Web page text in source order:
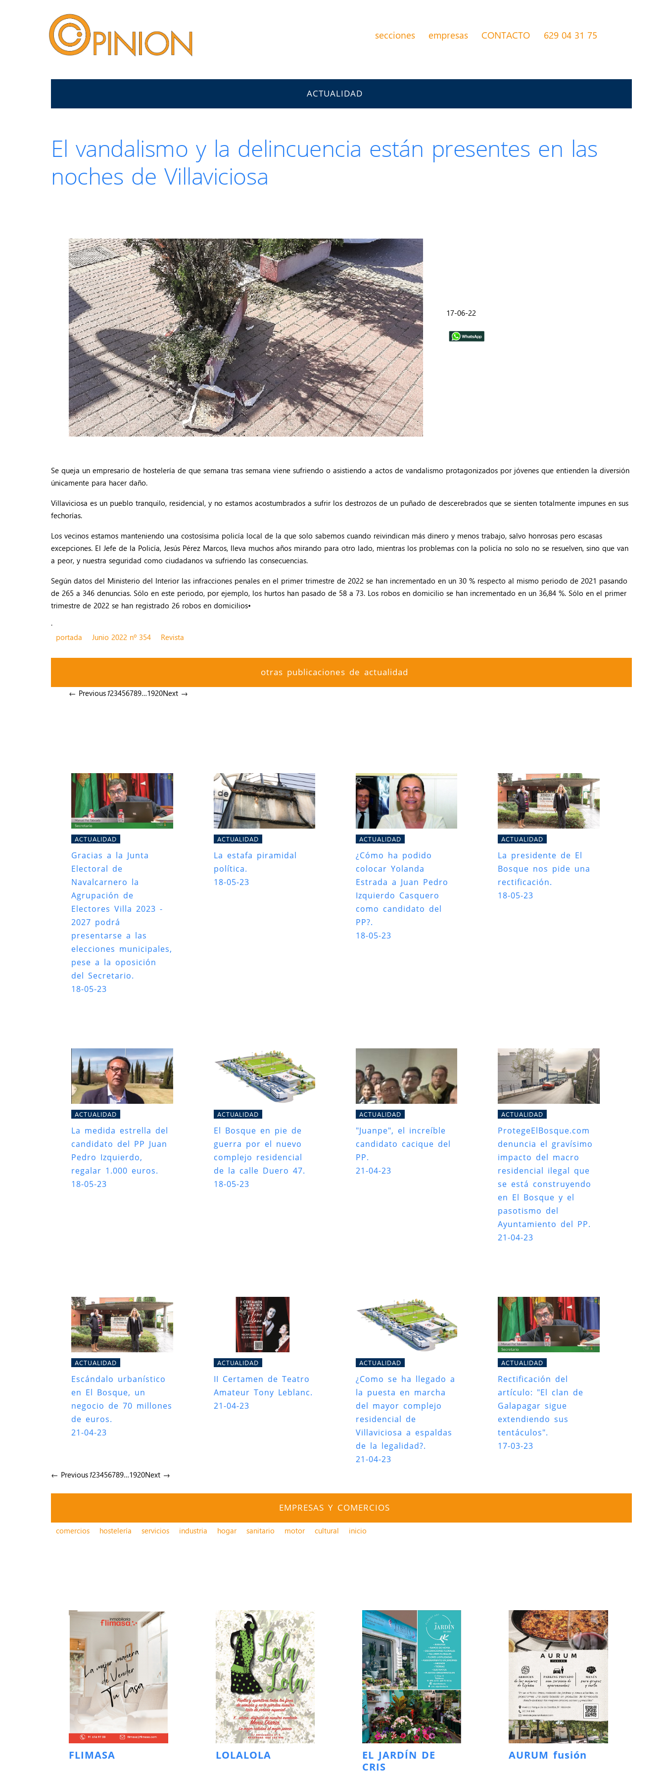
secciones empresas CONTACTO 629 04 31 75
ACTUALIDAD
El vandalismo y la delincuencia están presentes en las
noches de Villaviciosa
17-06-22
Se queja un empresario de hostelería de que semana tras semana viene sufriendo o asistiendo a actos de vandalismo protagonizados por jóvenes que entienden la diversión
únicamente para hacer daño.
Villaviciosa es un pueblo tranquilo, residencial, y no estamos acostumbrados a sufrir los destrozos de un puñado de descerebrados que se sienten totalmente impunes en sus
fechorías.
Los vecinos estamos manteniendo una costosísima policía local de la que solo sabemos cuando reivindican más dinero y menos trabajo, salvo honrosas pero escasas
excepciones. El Jefe de la Policía, Jesús Pérez Marcos, lleva muchos años mirando para otro lado, mientras los problemas con la policía no solo no se resuelven, sino que van
a peor, y nuestra seguridad como ciudadanos va sufriendo las consecuencias.
Según datos del Ministerio del Interior las infracciones penales en el primer trimestre de 2022 se han incrementado en un 30 % respecto al mismo periodo de 2021 pasando
de 265 a 346 denuncias. Sólo en este periodo, por ejemplo, los hurtos han pasado de 58 a 73. Los robos en domicilio se han incrementado en un 36,84 %. Sólo en el primer
trimestre de 2022 se han registrado 26 robos en domicilios•
.
portada
Junio 2022 nº 354 Revista
otras publicaciones de actualidad
← Previous123456789…1920Next →
ACTUALIDAD
Gracias a la Junta
Electoral de
Navalcarnero la
Agrupación de
Electores Villa 2023 -
2027 podrá
presentarse a las
elecciones municipales,
pese a la oposición
del Secretario.
18-05-23
ACTUALIDAD
La estafa piramidal
política.
18-05-23
ACTUALIDAD
¿Cómo ha podido
colocar Yolanda
Estrada a Juan Pedro
Izquierdo Casquero
como candidato del
PP?.
18-05-23
ACTUALIDAD
La presidente de El
Bosque nos pide una
rectificación.
18-05-23
ACTUALIDAD
La medida estrella del
candidato del PP Juan
Pedro Izquierdo,
regalar 1.000 euros.
18-05-23
ACTUALIDAD
El Bosque en pie de
guerra por el nuevo
complejo residencial
de la calle Duero 47.
18-05-23
ACTUALIDAD
"Juanpe", el increíble
candidato cacique del
PP.
21-04-23
ACTUALIDAD
ProtegeElBosque.com
denuncia el gravísimo
impacto del macro
residencial ilegal que
se está construyendo
en El Bosque y el
pasotismo del
Ayuntamiento del PP.
21-04-23
ACTUALIDAD
Escándalo urbanístico
en El Bosque, un
negocio de 70 millones
de euros.
21-04-23
ACTUALIDAD
II Certamen de Teatro
Amateur Tony Leblanc.
21-04-23
ACTUALIDAD
¿Como se ha llegado a
la puesta en marcha
del mayor complejo
residencial de
Villaviciosa a espaldas
de la legalidad?.
21-04-23
ACTUALIDAD
Rectificación del
artículo: "El clan de
Galapagar sigue
extendiendo sus
tentáculos".
17-03-23
← Previous123456789…1920Next →
EMPRESAS Y COMERCIOS
comercios hostelería servicios industria hogar sanitario motor cultural inicio
FLIMASA LOLALOLA
EL JARDÍN DE
CRIS
AURUM fusión